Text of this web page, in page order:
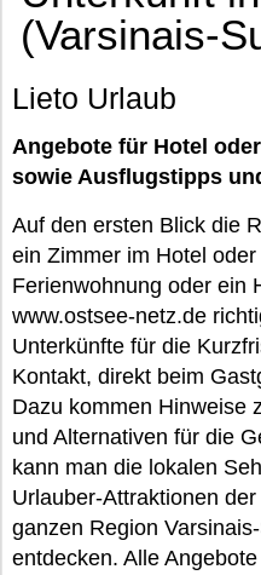
(Varsinais-
Lieto Urlaub
Angebote für Hotel
sowie Ausflugstipps
Auf den ersten Blick die
ein Zimmer im Hotel
Ferienwohnung oder ein
www.ostsee-netz.de
Unterkünfte für die
Kontakt, direkt beim
Dazu kommen Hinweise
und Alternativen für die
kann man die lokalen
Urlauber-Attraktionen
ganzen Region
entdecken. Alle